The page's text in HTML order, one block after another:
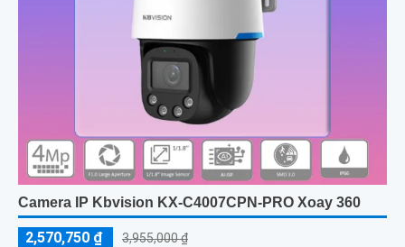
Camera IP Kbvision KX-C4007CPN-PRO Xoay 360
2,570,750 ₫ 3,955,000 ₫